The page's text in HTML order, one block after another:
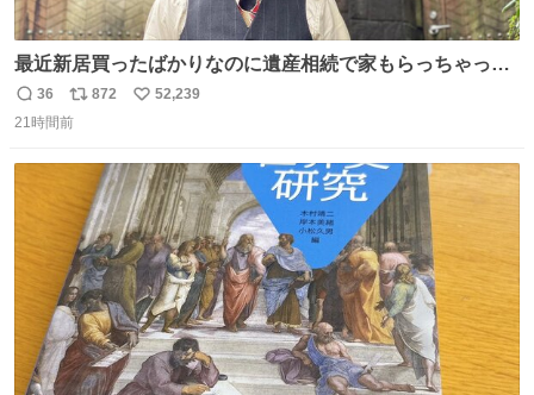
最近新居買ったばかりなのに遺産相続で家もらっちゃった
長男
返
信
36
リ
ポ
数
872
い
数
52,239
21時間前